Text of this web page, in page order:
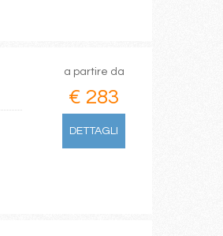
a partire da
€ 283
DETTAGLI